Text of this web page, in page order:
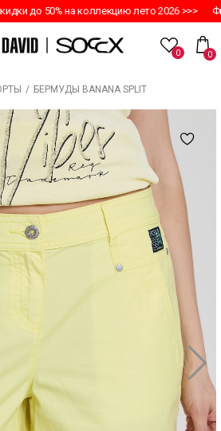
до 50% на коллекцию лето 2026 >>>
0 0
/ БЕРМУДЫ BANANA SPLIT